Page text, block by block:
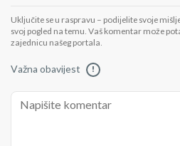
Uključite se u raspravu – podijelite svoje
svoj pogled na temu. Vaš komentar može
zajednicu našeg portala.
Važna obavijest !